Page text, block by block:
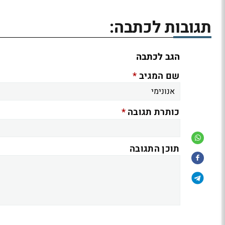
תגובות לכתבה:
הגב לכתבה
שם המגיב*
כותרת תגובה*
תוכן התגובה